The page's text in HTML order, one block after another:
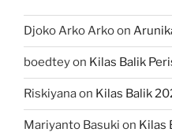
Djoko Arko Arkoon
boedteyon Kilas Balik
Riskiyanaon Kilas Balik
Mariyanto Basuki on Kilas